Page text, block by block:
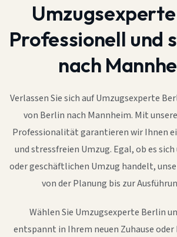
Professionell und
nach
Verlassen Sie sich auf Umzugsexperte
von Berlin nach Mannheim. Mit
Professionalität garantieren wir Ihnen
und stressfreien Umzug. Egal, ob es
oder geschäftlichen Umzug handelt,
von der Planung bis zur
Wählen Sie Umzugsexperte Berlin
entspannt in Ihrem neuen Zuhause